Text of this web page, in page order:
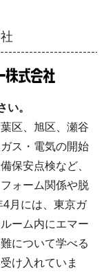
い。
区、旭区、瀬谷
ス・電気の開始
保安点検など、
ォーム関係や脱
月には、東京ガ
ーム内にエマー
について学べる
け入れていま